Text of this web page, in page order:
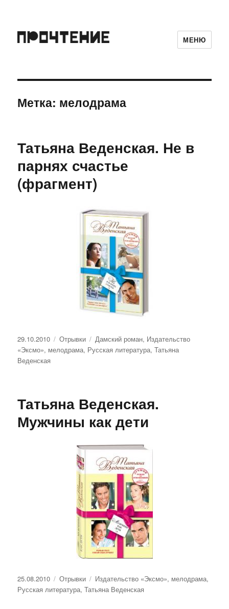
МЕНЮ
Метка: мелодрама
Татьяна Веденская. Не в
парнях счастье
(фрагмент)
Опубликовано
29.10.2010 Рубрики
Отрывки Метки
Дамский роман, Издательство
«Эксмо», мелодрама, Русская литература,Татьяна
Веденская
Татьяна Веденская.
Мужчины как дети
Опубликовано
25.08.2010 Рубрики
Отрывки Метки
Издательство «Эксмо», мелодрама,
Русская литература,Татьяна Веденская